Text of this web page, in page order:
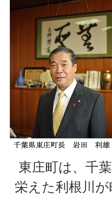
東庄町は、千
栄えた利根川